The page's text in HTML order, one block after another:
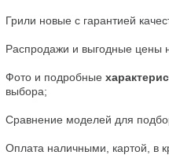
Грили новые с гарантией
Распродажи и выгодные цены
Фото и подробные
выбора;
Сравнение моделей для
Оплата наличными, картой, в